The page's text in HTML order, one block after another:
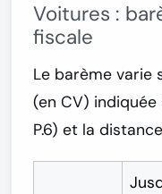
Voitures :
fiscale
Le barème varie
(en CV)
P.6) et la